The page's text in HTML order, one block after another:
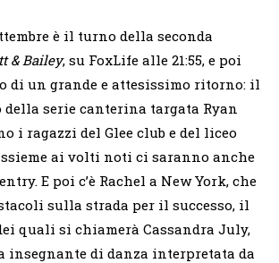
è il turno della seconda
& Bailey, su FoxLife alle 21:55, e poi
di un grande e attesissimo ritorno: il
serie canterina targata Ryan
i ragazzi del Glee club e del liceo
ai volti noti ci saranno anche
E poi c’è Rachel a New York, che
sulla strada per il successo, il
quali si chiamerà Cassandra July,
insegnante di danza interpretata da